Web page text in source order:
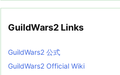
GuildWars2 Links
GuildWars2 公式
GuildWars2 Official Wiki